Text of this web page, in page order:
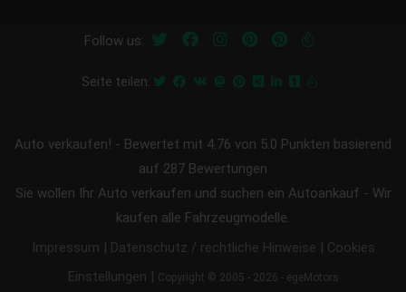
Follow us:
Seite teilen:
Auto verkaufen! - Bewertet mit 4.76 von 5.0 Punkten basierend
auf 287 Bewertungen
Sie wollen Ihr Auto verkaufen und suchen ein Autoankauf - Wir
kaufen alle Fahrzeugmodelle.
Impressum | Datenschutz / rechtliche Hinweise | Cookies
Einstellungen | Copyright © 2005 - 2026 - egeMotors